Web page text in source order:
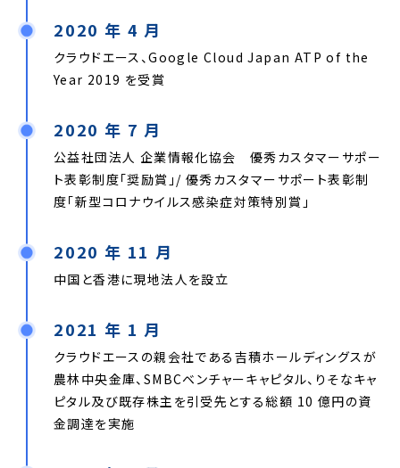
2020 年 4 月
クラウドエース、Google Cloud Japan ATP of the
Year 2019 を受賞
2020 年 7 月
公益社団法人 企業情報化協会 優秀カスタマーサポー
ト表彰制度「奨励賞」/ 優秀カスタマーサポート表彰制
度「新型コロナウイルス感染症対策特別賞」
2020 年 11 月
中国と香港に現地法人を設立
2021 年 1 月
クラウドエースの親会社である吉積ホールディングスが
農林中央金庫、SMBCベンチャーキャピタル、りそなキャ
ピタル及び既存株主を引受先とする総額 10 億円の資
金調達を実施